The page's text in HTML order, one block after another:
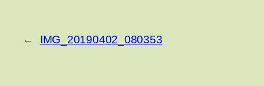
← IMG_20190402_080353